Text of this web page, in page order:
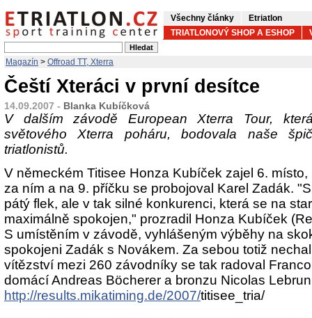
Všechny články
Etriatlon
TRIATLONOVÝ SHOP A ESHOP
Magazín > Offroad TT, Xterra
Čeští Xteráci v první desítce
14.09.2007 - Blanka Kubíčková
V dalším závodě European Xterra Tour,
světového Xterra poháru, bodovala naše
triatlonistů.
V německém Titisee Honza Kubíček zajel 6.
za ním a na 9. příčku se probojoval Karel Zadák.
pátý flek, ale v tak silné konkurenci, která se na
maximálně spokojen," prozradil Honza Kubíček
S umístěním v závodě, vyhlášeným výběhy na
spokojeni Zadák s Novákem. Za sebou totiž
vítězství mezi 260 závodníky se tak radoval
domácí Andreas Böcherer a bronzu Nicolas
http://results.mikatiming.de/2007/titisee_tria/